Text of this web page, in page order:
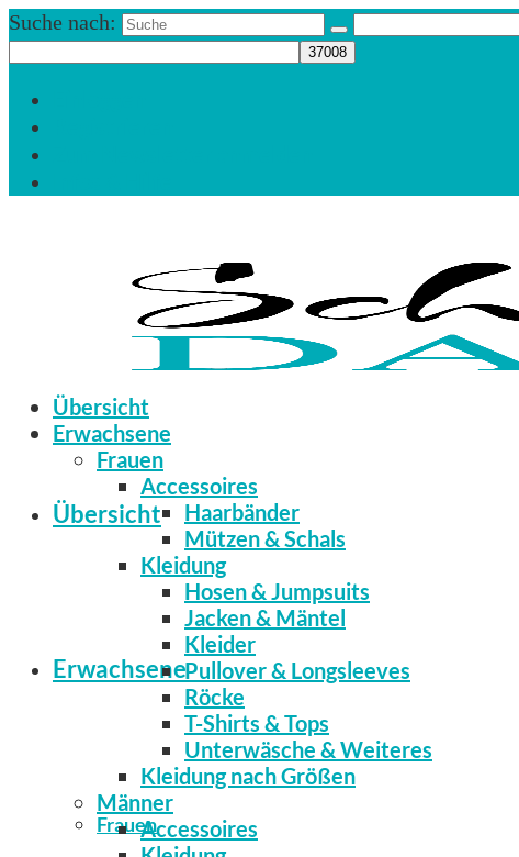
Suche nach:
Übersicht
Erwachsene
Frauen
Übersicht
Erwachsene
Frauen
Accessoires
Haarbänder
Mützen & Schals
Kleidung
Hosen & Jumpsuits
Jacken & Mäntel
Kleider
Pullover & Longsleeves
Röcke
T-Shirts & Tops
Unterwäsche & Weiteres
Kleidung nach Größen
Männer
Accessoires